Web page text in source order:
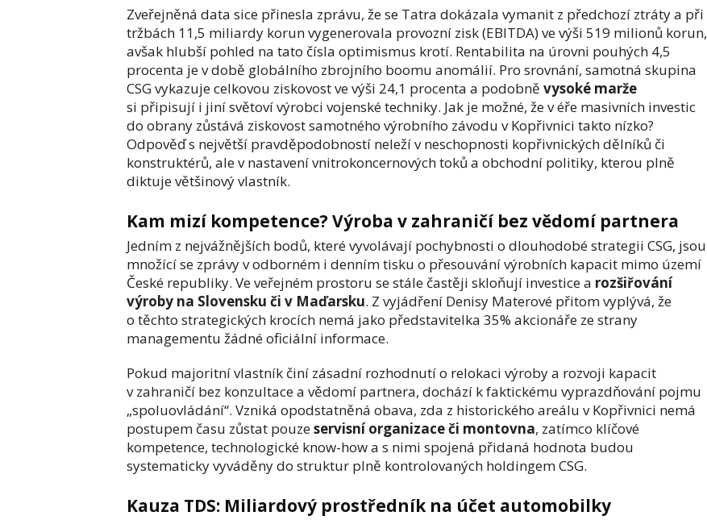
Zveřejněná data sice přinesla zprávu, že se Tatra dokázala vymanit z předchozí ztráty a při
tržbách 11,5 miliardy korun vygenerovala provozní zisk (EBITDA) ve výši 519 milionů korun,
avšak hlubší pohled na tato čísla optimismus krotí. Rentabilita na úrovni pouhých 4,5
procenta je v době globálního zbrojního boomu anomálií. Pro srovnání, samotná skupina
CSG vykazuje celkovou ziskovost ve výši 24,1 procenta a podobně vysoké marže
si připisují i jiní světoví výrobci vojenské techniky. Jak je možné, že v éře masivních investic
do obrany zůstává ziskovost samotného výrobního závodu v Kopřivnici takto nízko?
Odpověď s největší pravděpodobností neleží v neschopnosti kopřivnických dělníků či
konstruktérů, ale v nastavení vnitrokoncernových toků a obchodní politiky, kterou plně
diktuje většinový vlastník.
Kam mizí kompetence? Výroba v zahraničí bez vědomí partnera
Jedním z nejvážnějších bodů, které vyvolávají pochybnosti o dlouhodobé strategii CSG, jsou
množící se zprávy v odborném i denním tisku o přesouvání výrobních kapacit mimo území
České republiky. Ve veřejném prostoru se stále častěji skloňují investice a rozšiřování
výroby na Slovensku či v Maďarsku. Z vyjádření Denisy Materové přitom vyplývá, že
o těchto strategických krocích nemá jako představitelka 35% akcionáře ze strany
managementu žádné oficiální informace.
Pokud majoritní vlastník činí zásadní rozhodnutí o relokaci výroby a rozvoji kapacit
v zahraničí bez konzultace a vědomí partnera, dochází k faktickému vyprazdňování pojmu
„spoluovládání“. Vzniká opodstatněná obava, zda z historického areálu v Kopřivnici nemá
postupem času zůstat pouzeservisní organizace či montovna, zatímco klíčové
kompetence, technologické know-how a s nimi spojená přidaná hodnota budou
systematicky vyváděny do struktur plně kontrolovaných holdingem CSG.
Kauza TDS: Miliardový prostředník na účet automobilky